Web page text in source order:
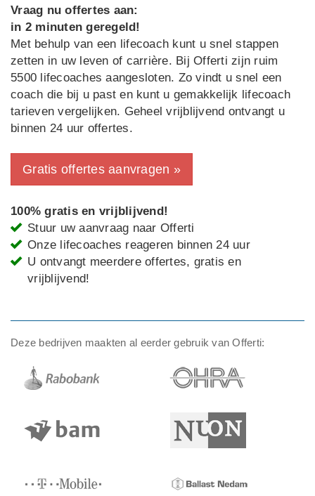
Vraag nu offertes aan:
in 2 minuten geregeld!
Met behulp van een lifecoach kunt u snel stappen
zetten in uw leven of carrière. Bij Offerti zijn ruim
5500 lifecoaches aangesloten. Zo vindt u snel een
coach die bij u past en kunt u gemakkelijk lifecoach
tarieven vergelijken. Geheel vrijblijvend ontvangt u
binnen 24 uur offertes.
Gratis offertes aanvragen »
100% gratis en vrijblijvend!
Stuur uw aanvraag naar Offerti
Onze lifecoaches reageren binnen 24 uur
U ontvangt meerdere offertes, gratis en
vrijblijvend!
Deze bedrijven maakten al eerder gebruik van Offerti: